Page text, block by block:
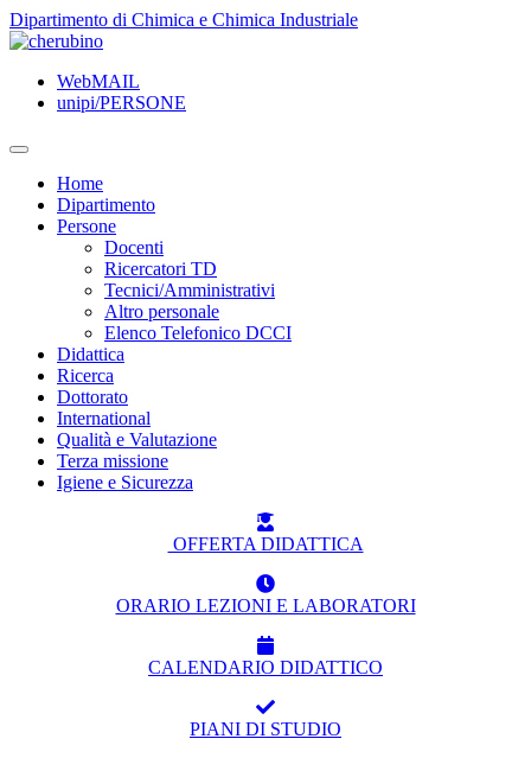
TPL_UNIPI_SKIP_TO_CONTENT
Dipartimento di Chimica e Chimica Industriale
WebMAIL
unipi/PERSONE
Home
Dipartimento
Persone
Docenti
Ricercatori TD
Tecnici/Amministrativi
Altro personale
Elenco Telefonico DCCI
Didattica
Ricerca
Dottorato
International
Qualità e Valutazione
Terza missione
Igiene e Sicurezza
OFFERTA DIDATTICA
ORARIO LEZIONI E LABORATORI
CALENDARIO DIDATTICO
PIANI DI STUDIO